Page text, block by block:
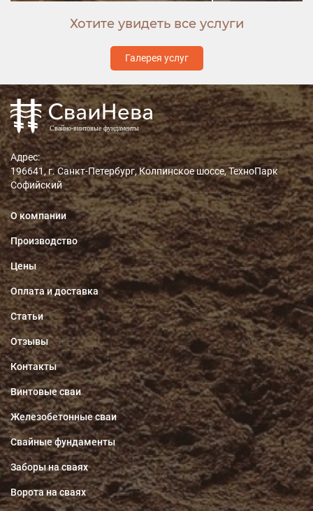
Хотите увидеть все услуги
Галерея услуг
Адрес:
196641, г. Санкт-Петербург, Колпинское шоссе, ТехноПарк
Софийский
О компании
Производство
Цены
Оплата и доставка
Статьи
Отзывы
Контакты
Винтовые сваи
Железобетонные сваи
Свайные фундаменты
Заборы на сваях
Ворота на сваях